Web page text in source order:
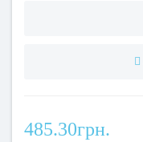
485.30грн.